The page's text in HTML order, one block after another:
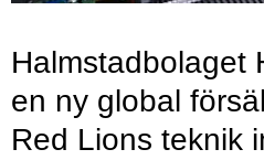
Halmstadbolaget
en ny global
Red Lions teknik